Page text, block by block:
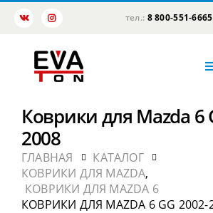
тел.: 8 800-551-6665
Коврики для Mazda 6
2008
ГЛАВНАЯ
КАТАЛОГ
КОВРИКИ ДЛЯ MAZDA,
КОВРИКИ ДЛЯ MAZDA 6
КОВРИКИ ДЛЯ MAZDA 6 GG 2002-